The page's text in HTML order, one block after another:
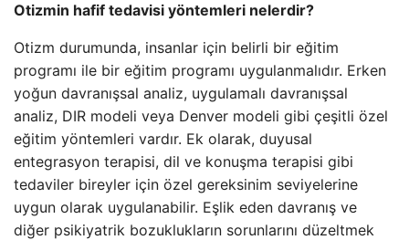
Otizmin hafif tedavisi yöntemleri nelerdir?
Otizm durumunda, insanlar için belirli bir eğitim
programı ile bir eğitim programı uygulanmalıdır. Erken
yoğun davranışsal analiz, uygulamalı davranışsal
analiz, DIR modeli veya Denver modeli gibi çeşitli özel
eğitim yöntemleri vardır. Ek olarak, duyusal
entegrasyon terapisi, dil ve konuşma terapisi gibi
tedaviler bireyler için özel gereksinim seviyelerine
uygun olarak uygulanabilir. Eşlik eden davranış ve
diğer psikiyatrik bozuklukların sorunlarını düzeltmek